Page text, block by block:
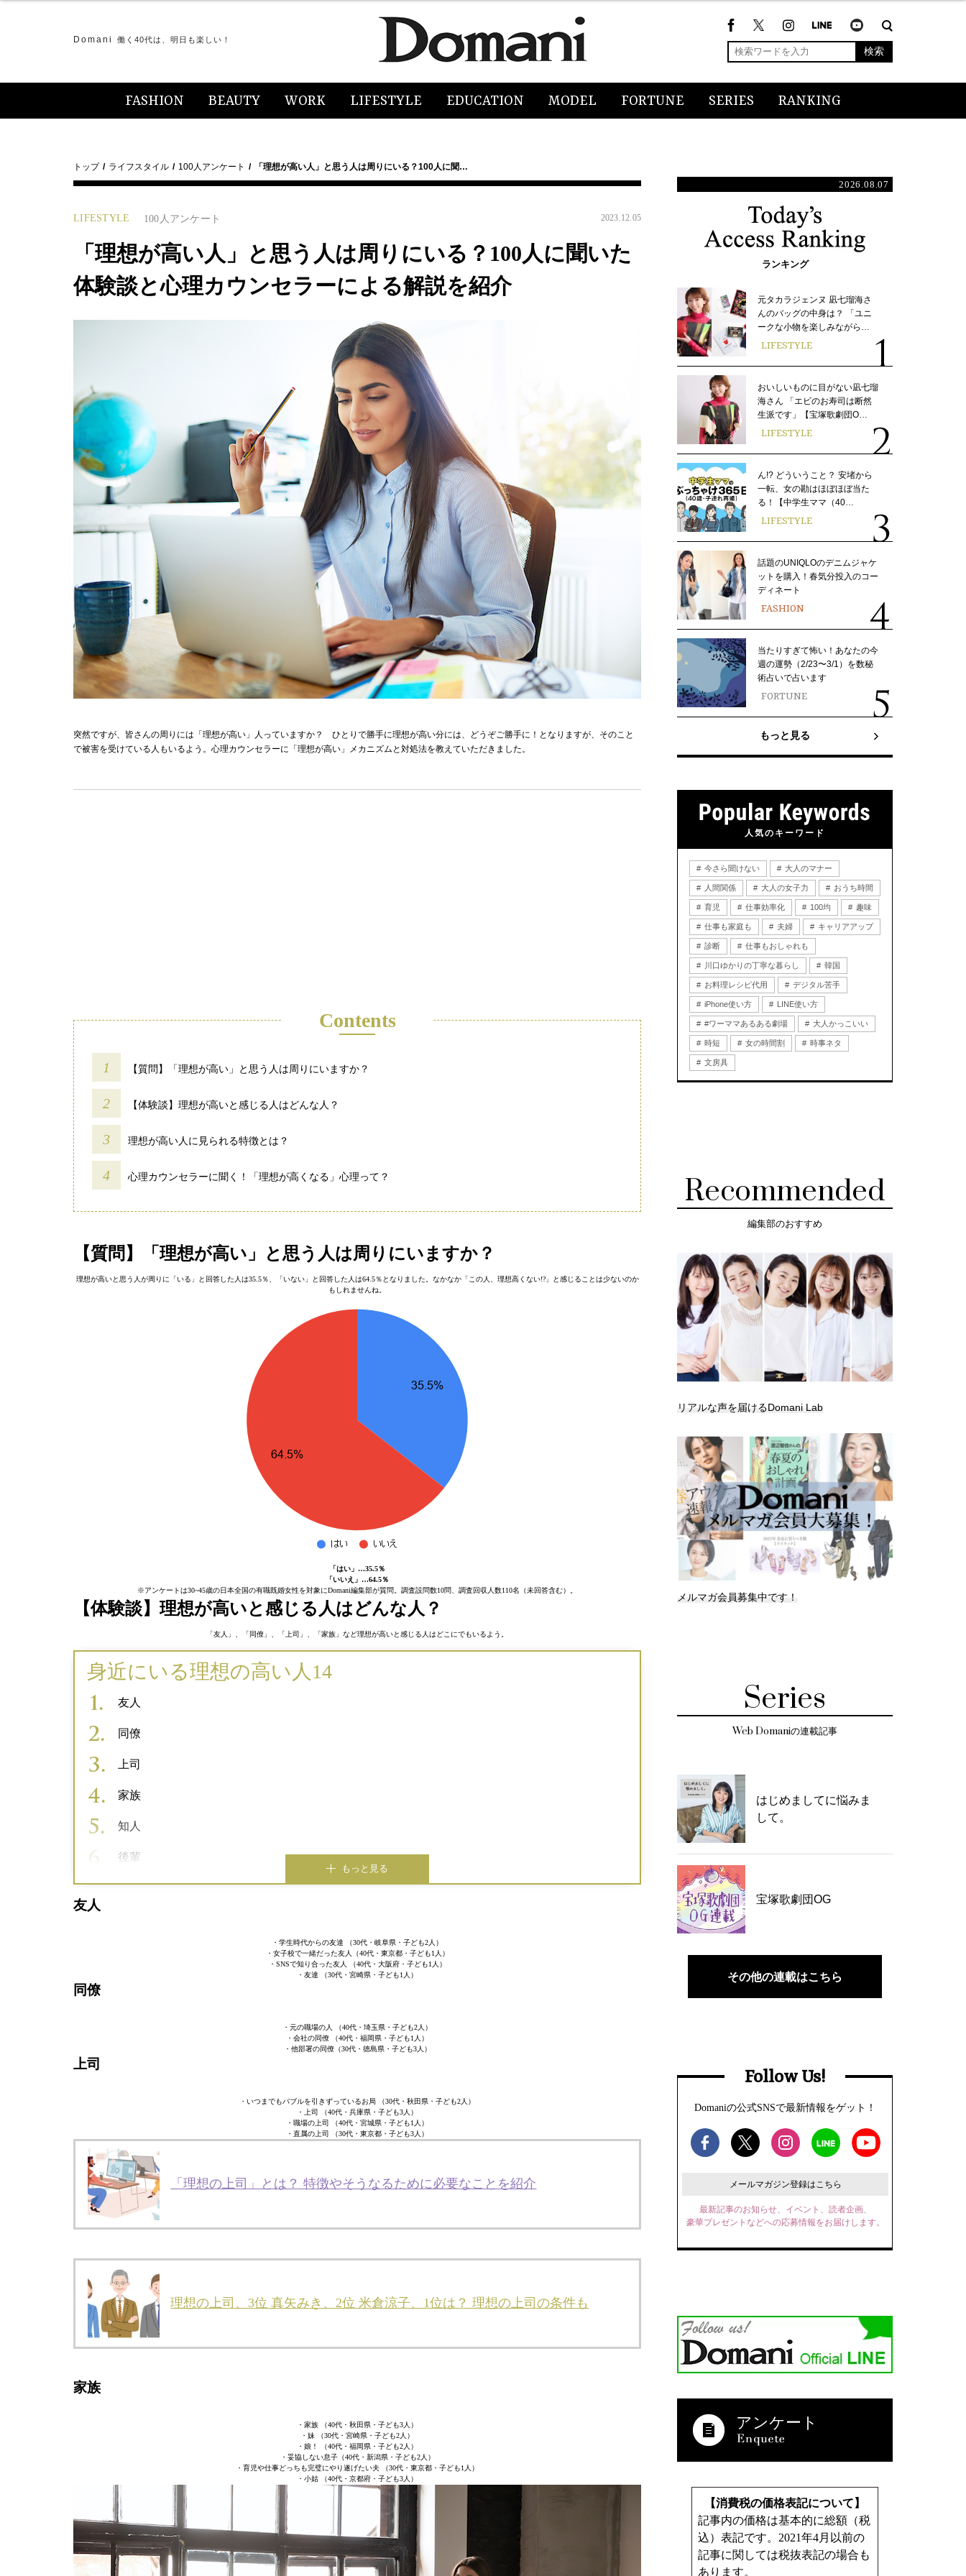
Domani 働く40代は、明日も楽しい！
検索
FASHION BEAUTY WORK LIFESTYLE EDUCATION MODEL FORTUNE SERIES RANKING
トップ ライフスタイル 100人アンケート 「理想が高い人」と思う人は周りにいる？100人に聞…
LIFESTYLE 100人アンケート 2023.12.05
「理想が高い人」と思う人は周りにいる？100人に聞いた
体験談と心理カウンセラーによる解説を紹介
突然ですが、皆さんの周りには「理想が高い」人っていますか？ ひとりで勝手に理想が高い分には、どうぞご勝手に！となりますが、そのこと
で被害を受けている人もいるよう。心理カウンセラーに「理想が高い」メカニズムと対処法を教えていただきました。
Contents
【質問】「理想が高い」と思う人は周りにいますか？
【体験談】理想が高いと感じる人はどんな人？
理想が高い人に見られる特徴とは？
心理カウンセラーに聞く！「理想が高くなる」心理って？
【質問】「理想が高い」と思う人は周りにいますか？
理想が高いと思う人が周りに「いる」と回答した人は35.5％、「いない」と回答した人は64.5％となりました。なかなか「この人、理想高くない!?」と感じることは少ないのか
もしれませんね。
「はい」…35.5％
「いいえ」…64.5％
※アンケートは30~45歳の日本全国の有職既婚女性を対象にDomani編集部が質問。調査設問数10問、調査回収人数110名（未回答含む）。
【体験談】理想が高いと感じる人はどんな人？
「友人」、「同僚」、「上司」、「家族」など理想が高いと感じる人はどこにでもいるよう。
身近にいる理想の高い人14
友人
同僚
上司
家族
知人
後輩
もっと見る
友人
・学生時代からの友達 （30代・岐阜県・子ども2人）
・女子校で一緒だった友人（40代・東京都・子ども1人）
・SNSで知り合った友人 （40代・大阪府・子ども1人）
・友達 （30代・宮崎県・子ども1人）
同僚
・元の職場の人 （40代・埼玉県・子ども2人）
・会社の同僚 （40代・福岡県・子ども1人）
・他部署の同僚（30代・徳島県・子ども3人）
上司
・いつまでもバブルを引きずっているお局 （30代・秋田県・子ども2人）
・上司 （40代・兵庫県・子ども3人）
・職場の上司 （40代・宮城県・子ども1人）
・直属の上司 （30代・東京都・子ども3人）
「理想の上司」とは？ 特徴やそうなるために必要なことを紹介
理想の上司、3位 真矢みき、2位 米倉涼子、1位は？ 理想の上司の条件も
家族
・家族 （40代・秋田県・子ども3人）
・妹 （30代・宮崎県・子ども2人）
・娘！ （40代・福岡県・子ども2人）
・妥協しない息子（40代・新潟県・子ども2人）
・育児や仕事どっちも完璧にやり遂げたい夫 （30代・東京都・子ども1人）
・小姑 （40代・京都府・子ども3人）
2026.08.07
ランキング
元タカラジェンヌ 凪七瑠海さ
んのバッグの中身は？ 「ユニ
ークな小物を楽しみながら…
LIFESTYLE
おいしいものに目がない凪七瑠
海さん 「エビのお寿司は断然
生派です」【宝塚歌劇団O…
LIFESTYLE
ん!? どういうこと？ 安堵から
一転、女の勘はほぼほぼ当た
る！【中学生ママ（40…
LIFESTYLE
話題のUNIQLOのデニムジャケ
ットを購入！春気分投入のコー
ディネート
FASHION
当たりすぎて怖い！あなたの今
週の運勢（2/23〜3/1）を数秘
術占いで占います
FORTUNE
もっと見る
人気のキーワード
今さら聞けない 大人のマナー
人間関係 大人の女子力 おうち時間
育児 仕事効率化 100均 趣味
仕事も家庭も 夫婦 キャリアアップ
診断 仕事もおしゃれも
川口ゆかりの丁寧な暮らし 韓国
お料理レシピ代用 デジタル苦手
iPhone使い方 LINE使い方
#ワーママあるある劇場 大人かっこいい
時短 女の時間割 時事ネタ
文房具
Recommended
編集部のおすすめ
リアルな声を届けるDomani Lab
メルマガ会員募集中です！
Series
Web Domaniの連載記事
はじめましてに悩みま
して。
宝塚歌劇団OG
その他の連載はこちら
Follow Us!
Domaniの公式SNSで最新情報をゲット！
メールマガジン登録はこちら
最新記事のお知らせ、イベント、読者企画、
豪華プレゼントなどへの応募情報をお届けします。
アンケート
【消費税の価格表記について】
記事内の価格は基本的に総額（税
込）表記です。2021年4月以前の
記事に関しては税抜表記の場合も
あります。